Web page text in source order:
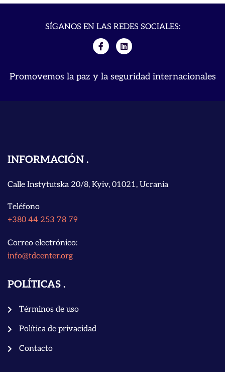
SÍGANOS EN LAS REDES SOCIALES:
Promovemos la paz y la seguridad internacionales
INFORMACIÓN
Calle Instytutska 20/8, Kyiv, 01021, Ucrania
Teléfono
+380 44 253 78 79
Correo electrónico:
info@tdcenter.org
POLÍTICAS
Términos de uso
Política de privacidad
Contacto